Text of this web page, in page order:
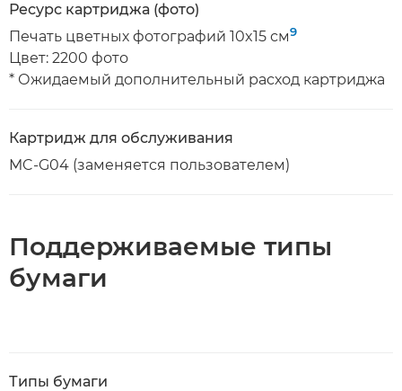
Ресурс картриджа (фото)
Печать цветных фотографий 10x15 см9
Цвет: 2200 фото
* Ожидаемый дополнительный расход картриджа
Картридж для обслуживания
MC-G04 (заменяется пользователем)
Поддерживаемые типы
бумаги
Типы бумаги